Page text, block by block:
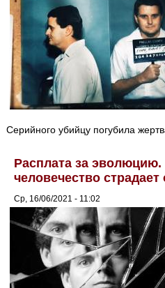
Серийного убийцу погубила
Расплата за
человечество
Ср, 16/06/2021 - 11:02